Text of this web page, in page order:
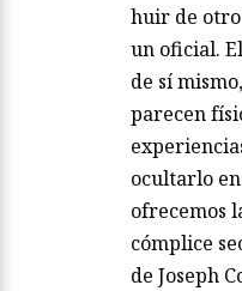
huir de otro
un oficial.
de sí
parecen
ocultarlo
ofrecemos
cómplice
de Joseph